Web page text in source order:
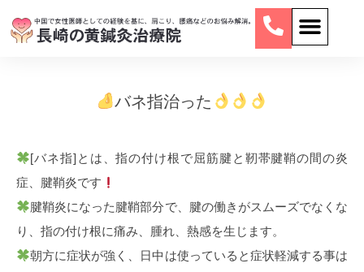
バネ指治った
[バネ指]とは、指の付け根で屈筋腱と靭帯腱鞘の間の炎
症、腱鞘炎です
腱鞘炎になった腱鞘部分で、腱の働きがスムーズでなくな
り、指の付け根に痛み、腫れ、熱感を生じます。
朝方に症状が強く、日中は使っていると症状軽減する事は